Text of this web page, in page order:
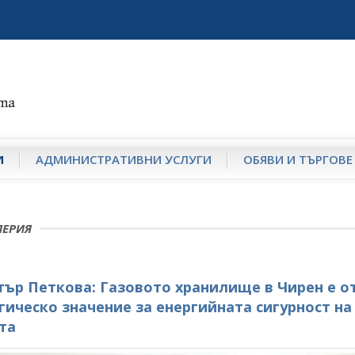
АДМИНИСТРАТИВНИ УСЛУГИ ОБЯВИ И ТЪРГОВЕ
Петкова: Газовото хранилище в Чирен е
значение за енергийната сигурност на